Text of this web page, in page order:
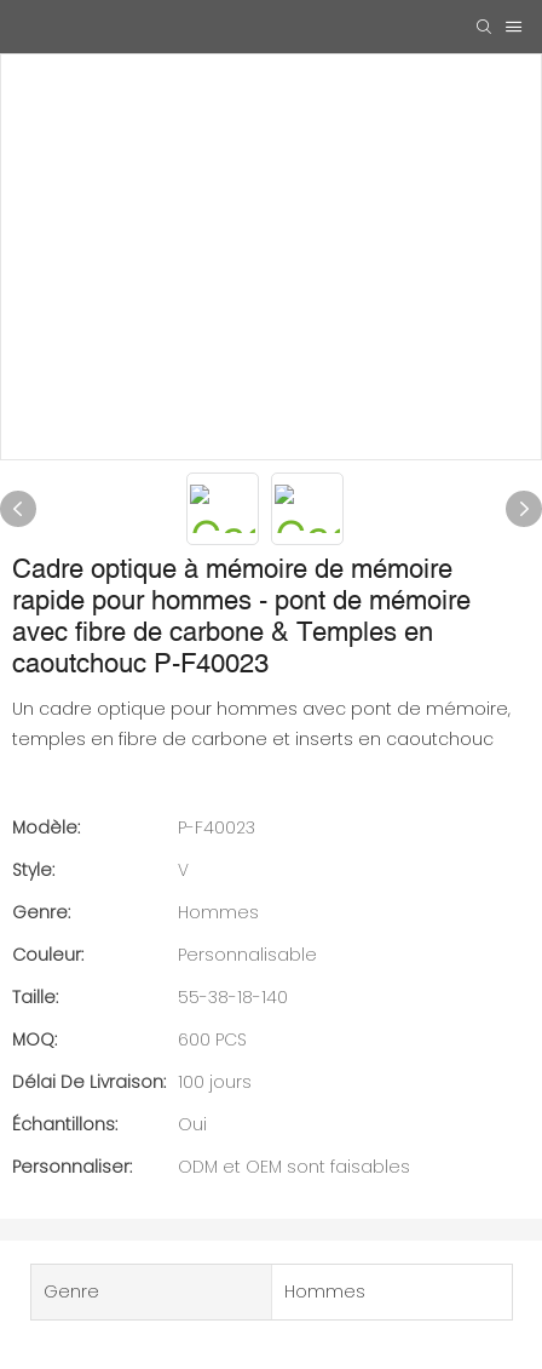
Cadre optique à mémoire de mémoire
rapide pour hommes - pont de mémoire
avec fibre de carbone & Temples en
caoutchouc P-F40023
Un cadre optique pour hommes avec pont de mémoire,
temples en fibre de carbone et inserts en caoutchouc
Modèle:
P-F40023
Style:
V
Genre:
Hommes
Couleur:
Personnalisable
Taille:
55-38-18-140
MOQ:
600 PCS
Délai De Livraison: 100 jours
Échantillons:
Oui
Personnaliser:
ODM et OEM sont faisables
Genre Hommes